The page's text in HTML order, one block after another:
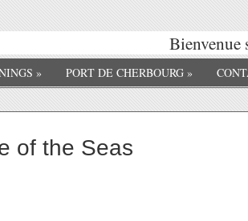
Bienvenue
» PORT DE CHERBOURG »
of the Seas